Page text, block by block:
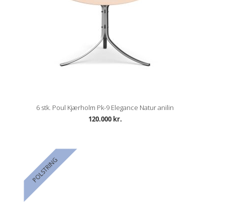
6 stk. Poul Kjærholm Pk-9 Elegance Natur anilin
120.000 kr.
POLSTRING